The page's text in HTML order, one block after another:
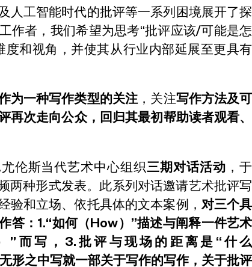
人工智能时代的批评等一系列困境展开了探
作者，我们希望为思考“批评应该/可能是怎
度和视角，并使其从行业内部延展至更具有
为一种写作类型的关注 ，关注写作方法及可
再次走向公众，回归其最初帮助读者观看、
伦斯当代艺术中心组织三期对话活动 ，于
种形式发表。此系列对话邀请艺术批评写
验和立场、依托具体的文本案例， 对三个具
答：1.“如何（How）”描述与阐释一件艺术
”而写，3.批评与现场的距离是“什么
形之中写就一部关于写作的写作，关于批评